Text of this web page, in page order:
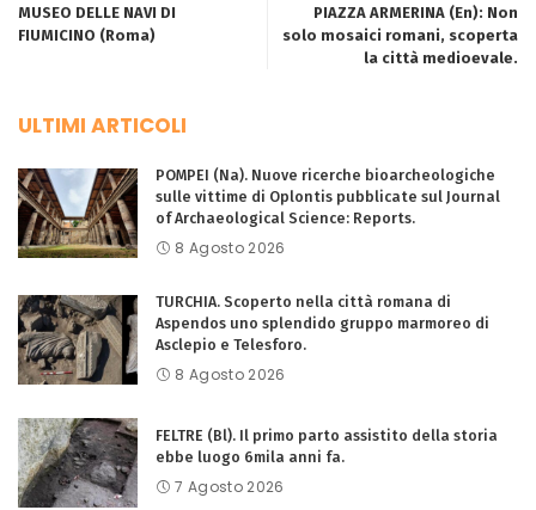
MUSEO DELLE NAVI DI
FIUMICINO (Roma)
PIAZZA ARMERINA (En): Non
solo mosaici romani, scoperta
la città medioevale.
ULTIMI ARTICOLI
POMPEI (Na). Nuove ricerche bioarcheologiche
sulle vittime di Oplontis pubblicate sul Journal
of Archaeological Science: Reports.
8 Agosto 2026
TURCHIA. Scoperto nella città romana di
Aspendos uno splendido gruppo marmoreo di
Asclepio e Telesforo.
8 Agosto 2026
FELTRE (Bl). Il primo parto assistito della storia
ebbe luogo 6mila anni fa.
7 Agosto 2026